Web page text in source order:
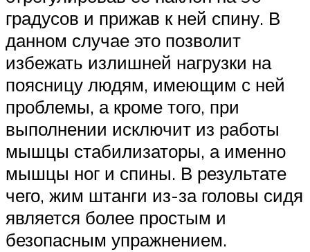
градусов и прижав к ней спину. В
данном случае это позволит
избежать излишней нагрузки на
поясницу людям, имеющим с ней
проблемы, а кроме того, при
выполнении исключит из работы
мышцы стабилизаторы, а именно
мышцы ног и спины. В результате
чего, жим штанги из-за головы сидя
является более простым и
безопасным упражнением.